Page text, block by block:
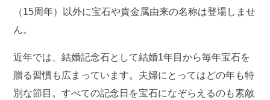
（15周年）以外に宝石や貴金属由来の名称は登場しませ
ん。
近年では、結婚記念石として結婚1年目から毎年宝石を
贈る習慣も広まっています。夫婦にとってはどの年も特
別な節目。すべての記念日を宝石になぞらえるのも素敵